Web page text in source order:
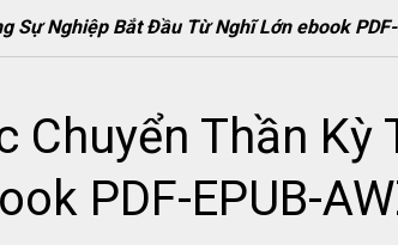
Sự Nghiệp Bắt Đầu Từ Nghĩ Lớn ebook
Chuyển Thần
PDF-EPUB-